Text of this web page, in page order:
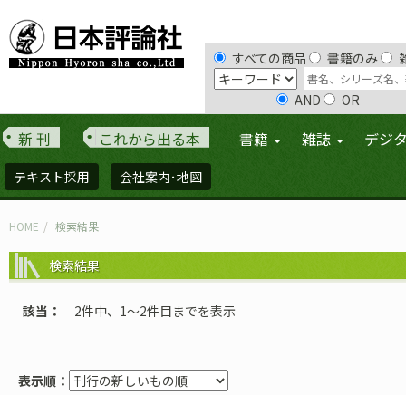
すべての商品 書籍のみ
AND OR
新 刊 これから出る本 書籍 雑誌 デジ
テキスト採用 会社案内･地図
HOME 検索結果
検索結果
該当 2件中、1〜2件目までを表示
表示順：